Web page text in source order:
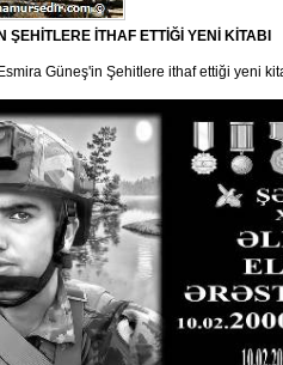
ŞEHİTLERE İTHAF ETTİĞİ YENİ KİTABI
Güneş'in Şehitlere ithaf ettiği yeni